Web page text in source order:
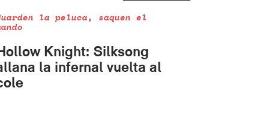
la peluca, saquen el
Knight: Silksong
la infernal vuelta al